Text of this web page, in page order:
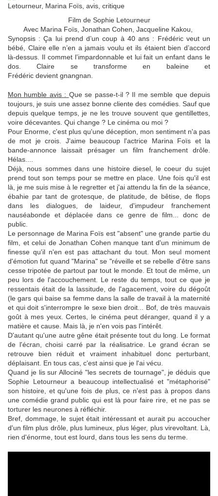
Film de Sophie Letourneur
Avec Marina Foïs, Jonathan Cohen, Jacqueline Kakou,
Synopsis :Ça lui prend d’un coup à 40 ans : Frédéric veut un
bébé, Claire elle n’en a jamais voulu et ils étaient bien d’accord
là-dessus. Il commet l’impardonnable et lui fait un enfant dans le
dos. Claire se transforme en baleine et
Frédéric devient gnangnan.
Mon humble avis : Que se passe-t-il ? Il me semble que depuis
toujours, je suis une assez bonne cliente des comédies. Sauf que
depuis quelque temps, je ne les trouve souvent que gentillettes,
voire décevantes. Qui change ? Le cinéma ou moi ?
Pour Enorme, c'est plus qu'une déception, mon sentiment n'a pas
de mot je crois. J'aime beaucoup l'actrice Marina Foïs et la
bande-annonce laissait présager un film franchement drôle.
Hélas....
Déjà, nous sommes dans une histoire diesel, le coeur du sujet
prend tout son temps pour se mettre en place. Une fois qu'il est
là, je me suis mise à le regretter et j'ai attendu la fin de la séance,
ébahie par tant de grotesque, de platitude, de bêtise, de flops
dans les dialogues, de laideur, d'impudeur franchement
nauséabonde et déplacée dans ce genre de film... donc de
public.
Le personnage de Marina Foïs est "absent" une grande partie du
film, et celui de Jonathan Cohen manque tant d'un minimum de
finesse qu'il n'en est pas attachant du tout. Mon seul moment
d'émotion fut quand "Marina" se "réveille et se rebelle d'être sans
cesse tripotée de partout par tout le monde. Et tout de même, un
peu lors de l'accouchement. Le reste du temps, tout ce que je
ressentais était de la lassitude, de l'agacement, voire du dégoût
(le gars qui baise sa femme dans la salle de travail à la maternité
et qui doit s'interrompre le sexe bien droit... Bof, de très mauvais
goût à mes yeux. Certes, le cinéma peut déranger, quand il y a
matière et cause. Mais là, je n'en vois pas l'intérêt.
D'autant qu'une autre gêne était présente tout du long. Le format
de l'écran, choisi carré par la réalisatrice. Le grand écran se
retrouve bien réduit et vraiment inhabituel donc perturbant,
déplaisant. En tous cas, c'est ainsi que je l'ai vécu.
Quand je lis sur Allociné "les secrets de tournage", je déduis que
Sophie Letourneur a beaucoup intellectualisé et "métaphorisé"
son histoire, et qu'une fois de plus, ce n'est pas à propos dans
une comédie grand public qui est là pour faire rire, et ne pas se
torturer les neurones à réfléchir.
Bref, dommage, le sujet était intéressant et aurait pu accoucher
d'un film plus drôle, plus lumineux, plus léger, plus virevoltant. Là,
rien d'énorme, tout est lourd, dans tous les sens du terme.